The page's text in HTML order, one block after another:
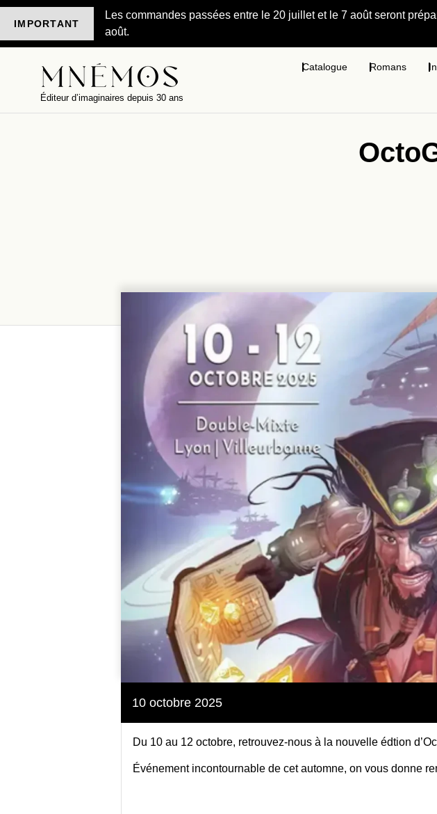
IMPORTANT
Les commandes passées entre le 20 juillet et le 7 août seront
août.
Éditeur d’imaginaires depuis 30 ans
Catalogue Romans
10 octobre 2025
Du 10 au 12 octobre, retrouvez-nous à la nouvelle édtion d’
Événement incontournable de cet automne, on vous donne